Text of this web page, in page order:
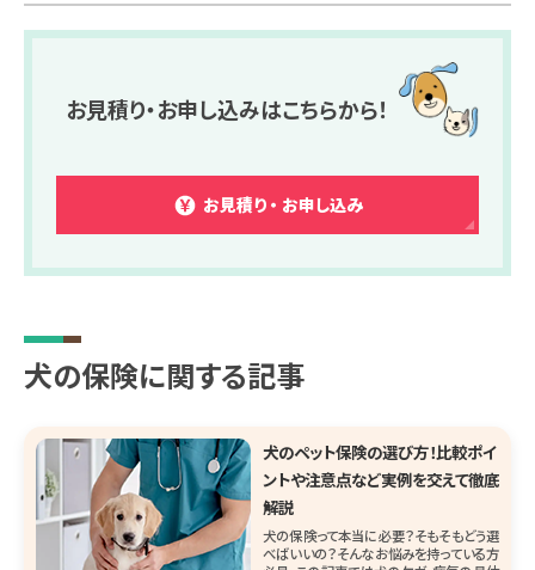
対象となります。ただし、保険加入前に既に発症している疾病
やケガ、既往症、遺伝性疾患、および各保険会社が定める免責
事項に該当する疾病については、補償の対象外となります。詳
細は各保険会社の重要事項説明書等をご確認ください。
お見積り・お申し込みはこちらから！
お見積り ・ お申し込み
犬の保険に関する記事
犬のペット保険の選び方！比較ポイ
ントや注意点など実例を交えて徹底
解説
犬の保険って本当に必要？そもそもどう選
べばいいの？そんなお悩みを持っている方